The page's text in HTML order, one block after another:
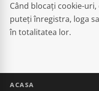
Când blocați cookie-
puteți înregistra, loga
în totalitatea lor.
ACASA